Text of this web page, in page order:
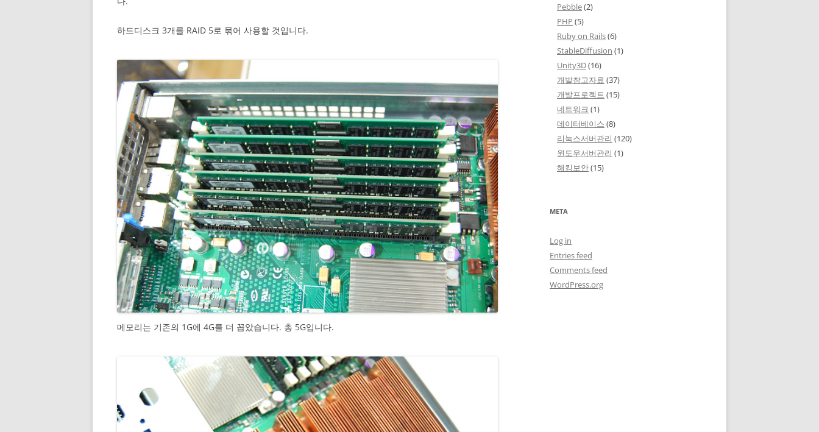
하드디스크 3개를 RAID 5로 묶어 사용할 것입니다.
메모리는 기존의 1G에 4G를 더 꼽았습니다. 총 5G입니다.
Pebble(2)
PHP (5)
Ruby on Rails(6)
StableDiffusion (1)
Unity3D(16)
개발참고자료 (37)
개발프로젝트 (15)
네트워크 (1)
데이터베이스 (8)
리눅스서버관리 (120)
윈도우서버관리 (1)
해킹보안(15)
META
Log in
Entries feed
Comments feed
WordPress.org